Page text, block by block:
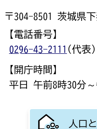
〒304-8501 茨城県
【電話番号】
0296-43-2111 (代表)
【開庁時間】
平日 午前8時30分
人口